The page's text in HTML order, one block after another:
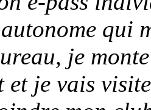
qui
je
et je vais